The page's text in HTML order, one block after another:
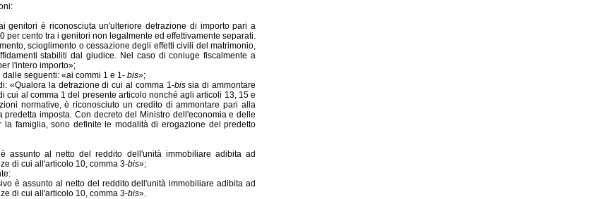
genitori è riconosciuta un'ulteriore detrazione di importo pari a
per cento tra i genitori non legalmente ed effettivamente separati.
scioglimento o cessazione degli effetti civili del matrimonio,
stabiliti dal giudice. Nel caso di coniuge fiscalmente a
l'intero importo»;
seguenti: «ai commi 1 e 1- bis»;
«Qualora la detrazione di cui al comma 1-bissia di ammontare
al comma 1 del presente articolo nonché agli articoli 13, 15 e
normative, è riconosciuto un credito di ammontare pari alla
imposta. Con decreto del Ministro dell'economia e delle
famiglia, sono definite le modalità di erogazione del predetto
al netto del reddito dell'unità immobiliare adibita ad
di cui all'articolo 10, comma 3-bis»;
è assunto al netto del reddito dell'unità immobiliare adibita ad
di cui all'articolo 10, comma 3-bis».